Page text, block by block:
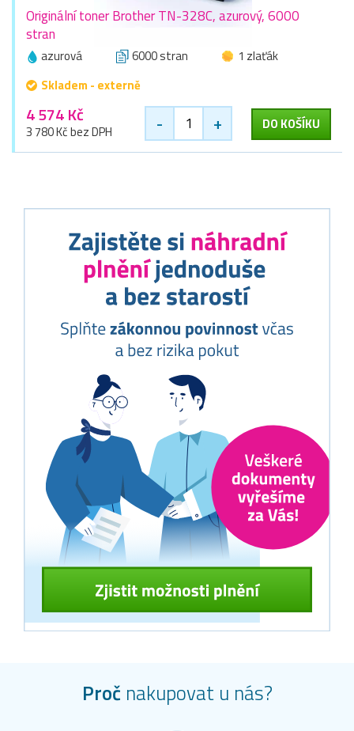
Originální toner Brother TN-328C, azurový, 6000
stran
azurová 6000 stran
1 zlaťák
Skladem - externě
4 574 Kč
3 780 Kč bez DPH - + DO KOŠÍKU
Proč nakupovat u nás?